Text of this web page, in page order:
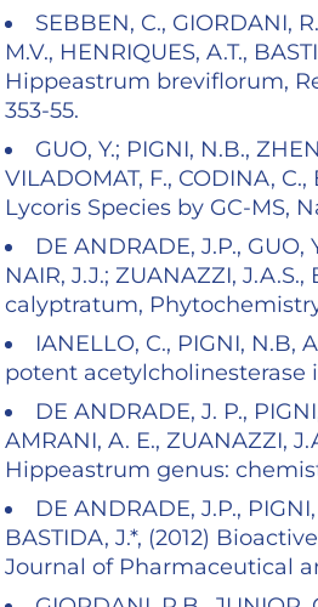
SEBBEN, C., GIORDANI,
M.V., HENRIQUES, A.T.,
Hippeastrum breviflorum,
353-55.
GUO, Y.; PIGNI, N.B.,
VILADOMAT, F., CODINA,
Lycoris Species by GC-MS,
DE ANDRADE, J.P., GUO,
NAIR, J.J.; ZUANAZZI,
calyptratum,
IANELLO, C., PIGNI, N.B,
potent acetylcholinesterase
DE ANDRADE, J. P.,
AMRANI, A. E., ZUANAZZI,
Hippeastrum genus:
DE ANDRADE, J.P.,
BASTIDA, J.*, (2012)
Journal of Pharmaceutical